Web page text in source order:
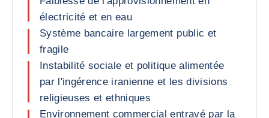
électricité et en eau
Système bancaire largement public et
fragile
Instabilité sociale et politique alimentée
par l'ingérence iranienne et les divisions
religieuses et ethniques
Environnement commercial entravé par la